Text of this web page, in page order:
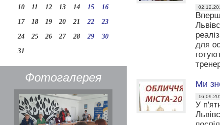
10
11 12 13 14 15
16
17
18 19 20 21 22
23
24
25 26 27 28 29
30
31
Фотогалерея
для
Ми
У